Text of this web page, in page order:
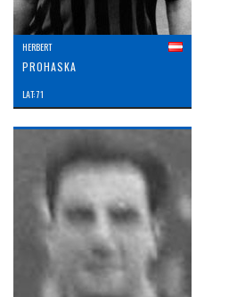
HERBERT
PROHASKA
LAT: 71